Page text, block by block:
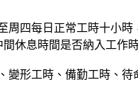
四每日正常工時十小
休息時間是否納入工作
形工時、備勤工時、待